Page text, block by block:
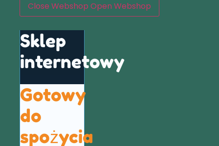
Close Webshop Open Webshop
Sklep
internetowy
Gotowy
do
spożycia